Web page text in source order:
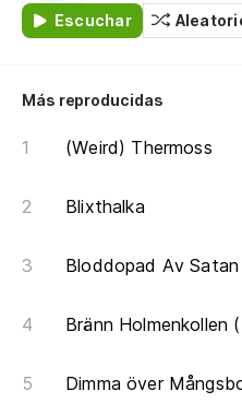
Escuchar
Más reproducidas
(Weird) Thermoss
Blixthalka
Bloddopad Av Satan
Bränn Holmenkollen
Dimma över